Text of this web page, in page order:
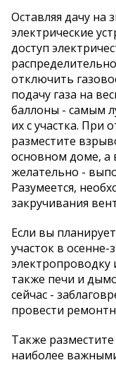
Оставляя дачу на
электрические
доступ
отключить
подачу газа на
баллоны - самым
их с участка. При
разместите
основном доме, а
желательно -
Разумеется,
закручивания
Если вы
участок в
электропроводку
также печи и
сейчас -
провести
Также
наиболее